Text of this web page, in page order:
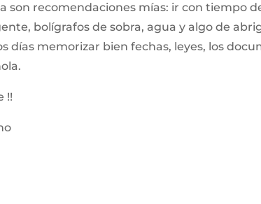
son recomendaciones mías: ir con tiempo
bolígrafos de sobra, agua y algo de
días memorizar bien fechas, leyes, los
!!